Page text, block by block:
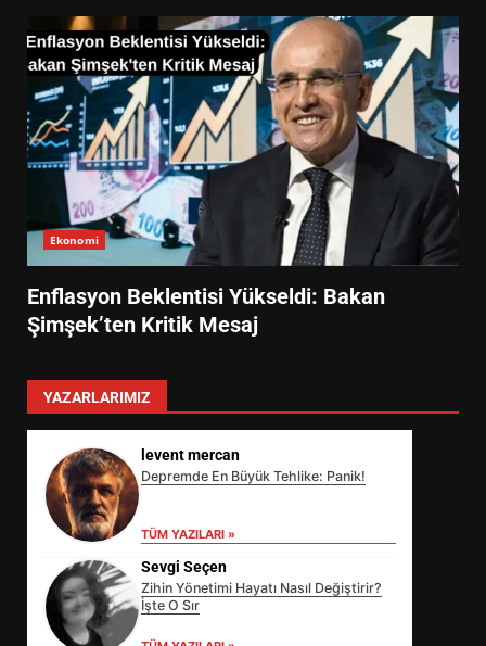
Ekonomi
Enflasyon Beklentisi Yükseldi: Bakan
Şimşek’ten Kritik Mesaj
YAZARLARIMIZ
levent mercan
Depremde En Büyük Tehlike: Panik!
TÜM YAZILARI »
Sevgi Seçen
Zihin Yönetimi Hayatı Nasıl Değiştirir?
İşte O Sır